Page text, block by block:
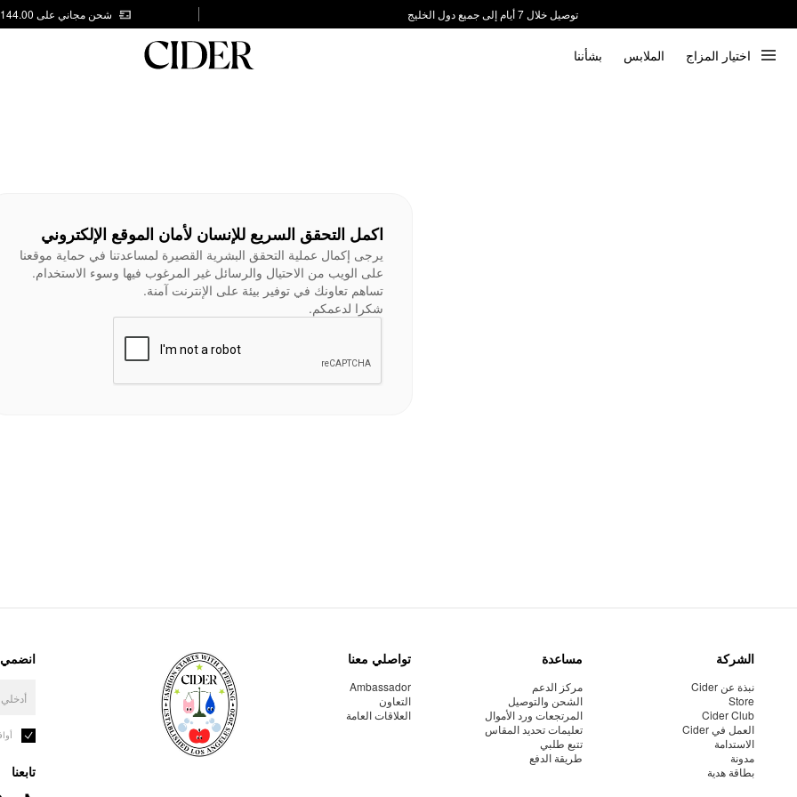
توصيل خلال 7 أيام إلى جميع دول الخليج
شحن مجاني على AED 144.00
اختيار المزاج الملابس بشأننا
اكمل التحقق السريع للإنسان لأمان الموقع الإلكتروني
يرجى إكمال عملية التحقق البشرية القصيرة لمساعدتنا في حماية موقعنا
على الويب من الاحتيال والرسائل غير المرغوب فيها وسوء الاستخدام.
تساهم تعاونك في توفير بيئة على الإنترنت آمنة.
شكرا لدعمكم.
الشركة
نبذة عن Cider
Store
Cider Club
العمل في Cider
الاستدامة
مدونة
بطاقة هدية
مساعدة
مركز الدعم
الشحن والتوصيل
المرتجعات ورد الأموال
تعليمات تحديد المقاس
تتبع طلبي
طريقة الدفع
تواصلي معنا
Ambassador
التعاون
العلاقات العامة
انضمي
تابعنا